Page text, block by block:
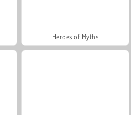
Heroes of Myths